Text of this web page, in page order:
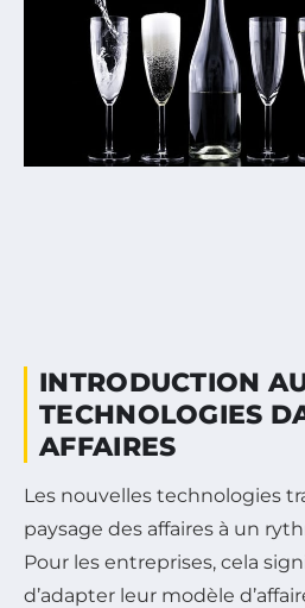
INTRODUCTION
TECHNOLOGIES
AFFAIRES
Les nouvelles technologies
paysage des affaires à un
Pour les entreprises, cela
d’adapter leur modèle